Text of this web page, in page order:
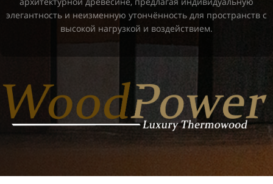
элегантность и неизменную утончённость для пространств с
высокой нагрузкой и воздействием.